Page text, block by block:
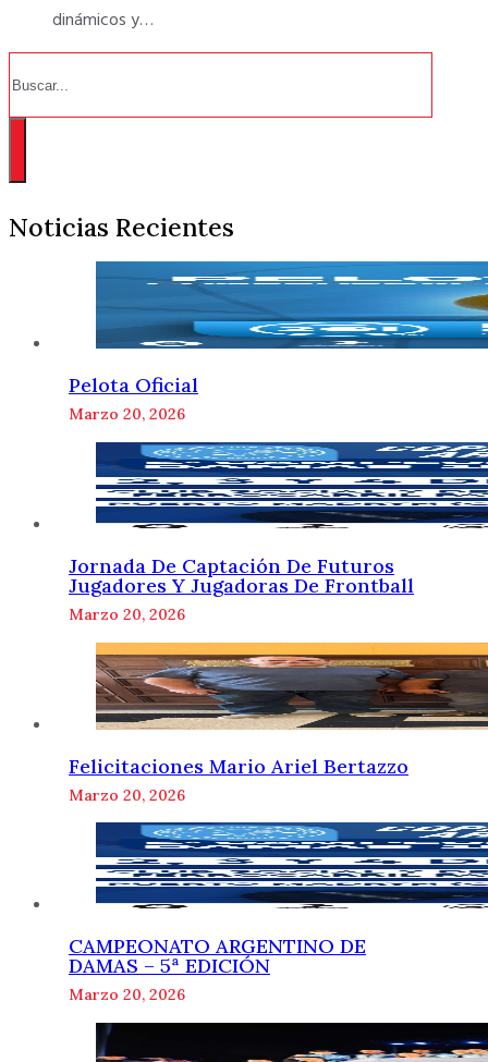
dinámicos y…
Noticias Recientes
Pelota Oficial
Marzo 20, 2026
Jornada De Captación De Futuros
Jugadores Y Jugadoras De Frontball
Marzo 20, 2026
Felicitaciones Mario Ariel Bertazzo
Marzo 20, 2026
CAMPEONATO ARGENTINO DE
DAMAS – 5ª EDICIÓN
Marzo 20, 2026